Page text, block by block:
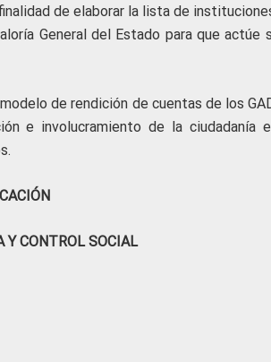
de elaborar la lista de
General del Estado para que actúe
de rendición de cuentas de los
e involucramiento de la ciudadanía
Y CONTROL SOCIAL